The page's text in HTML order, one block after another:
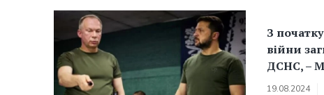
З
війни
ДСНС, –
19.08.2024